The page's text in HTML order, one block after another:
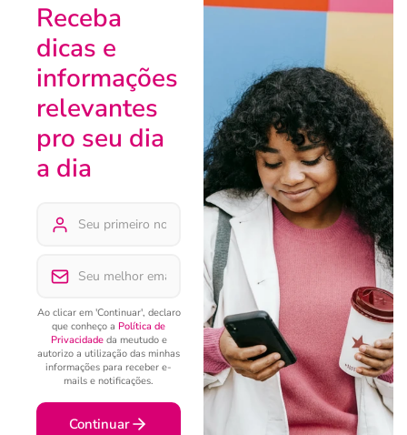
Receba
dicas e
informações
relevantes
pro seu dia
a dia
Ao clicar em 'Continuar', declaro
que conheço a Política de
Privacidadeda meutudo e
autorizo a utilização das minhas
informações para receber e-
mails e notificações.
Continuar